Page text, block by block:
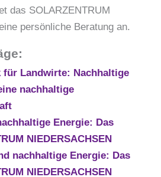
das SOLARZENTRUM
persönliche Beratung an.
für Landwirte: Nachhaltige
nachhaltige
Energie: Das
NIEDERSACHSEN
nachhaltige Energie: Das
NIEDERSACHSEN